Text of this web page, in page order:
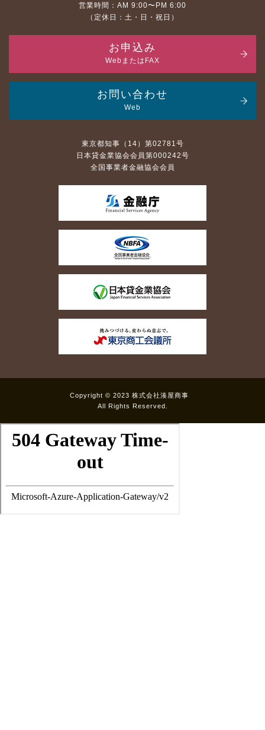
営業時間：AM 9:00〜PM 6:00
（定休日：土・日・祝日）
お申込み
WebまたはFAX
お問い合わせ
Web
東京都知事（14）第02781号
日本貸金業協会会員第000242号
全国事業者金融協会会員
Copyright © 2023 株式会社湊屋商事
All Rights Reserved.